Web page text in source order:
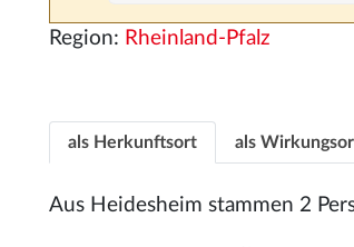
Region: Rheinland-Pfalz
als Herkunftsort als
Aus Heidesheim stammen 2